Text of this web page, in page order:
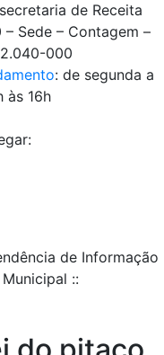
de Receita
Sede – Contagem –
000
: de segunda a
às 16h
de Informação
::